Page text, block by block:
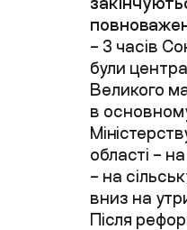
– З часів
були
Великого
в
області –
– на
вниз на
Після